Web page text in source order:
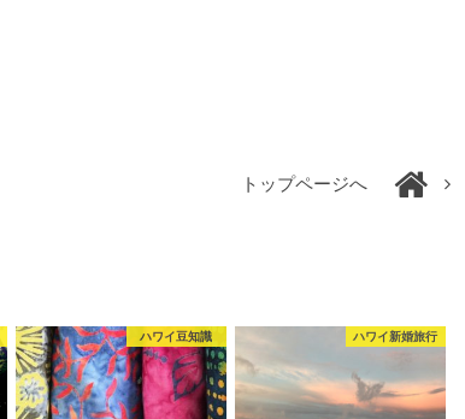
トップページへ
ハワイ豆知識 ハワイ新婚旅行